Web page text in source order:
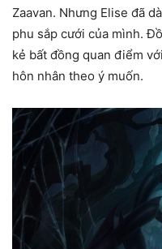
Zaavan. Nhưng Elise đã
phu sắp cưới của mình.
kẻ bất đồng quan điểm
hôn nhân theo ý muốn.